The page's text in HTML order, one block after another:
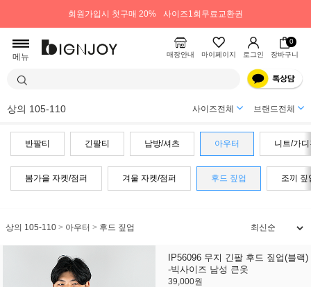
회원가입시 첫구매 20% 사이즈1회무료교환권
메뉴 매장안내 마이페이지 로그인
0
장바구니
상의 105-110 사이즈전체 브랜드전체
반팔티 긴팔티 남방/셔츠 아우터 니트/가
봄가을 자켓/점퍼 겨울 자켓/점퍼 후드 짚업 조끼 짚
상의 105-110 > 아우터 > 후드 짚업
IP56096 무지 긴팔 후드 짚업(블랙)
-빅사이즈 남성 큰옷
39,000원